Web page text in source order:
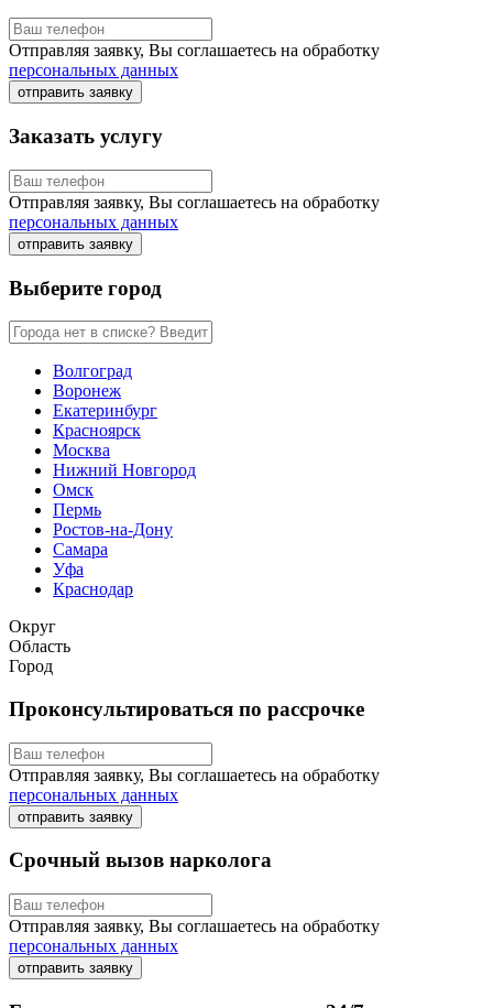
Отправляя заявку, Вы соглашаетесь на обработку
персональных данных
отправить заявку
Заказать услугу
Отправляя заявку, Вы соглашаетесь на обработку
персональных данных
отправить заявку
Выберите город
Волгоград
Воронеж
Екатеринбург
Красноярск
Москва
Нижний Новгород
Омск
Пермь
Ростов-на-Дону
Самара
Уфа
Краснодар
Округ
Область
Город
Проконсультироваться по рассрочке
Отправляя заявку, Вы соглашаетесь на обработку
персональных данных
отправить заявку
Срочный вызов нарколога
Отправляя заявку, Вы соглашаетесь на обработку
персональных данных
отправить заявку